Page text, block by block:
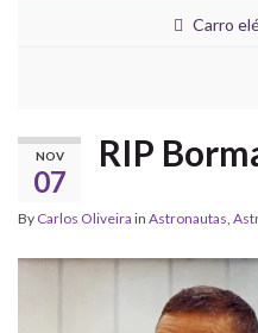
Carro
NOV
07
RIP
By Carlos Oliveira in Astronautas,